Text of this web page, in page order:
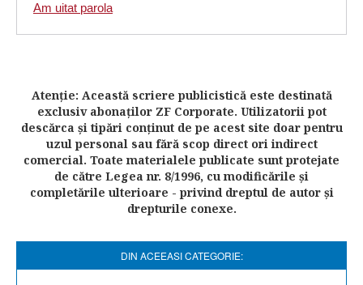
Am uitat parola
Atenţie: Această scriere publicistică este destinată
exclusiv abonaţilor ZF Corporate. Utilizatorii pot
descărca şi tipări conţinut de pe acest site doar pentru
uzul personal sau fără scop direct ori indirect
comercial. Toate materialele publicate sunt protejate
de către Legea nr. 8/1996, cu modificările şi
completările ulterioare - privind dreptul de autor şi
drepturile conexe.
DIN ACEEASI CATEGORIE: